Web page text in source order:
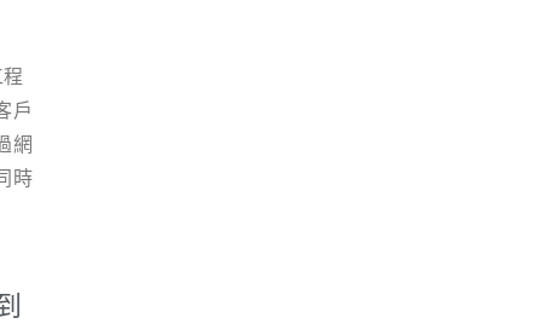
口
戶
網
時